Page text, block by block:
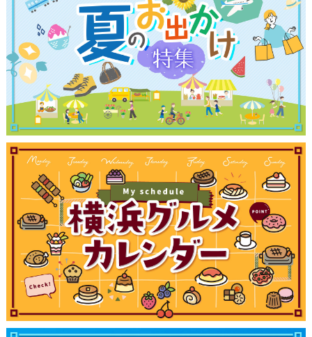
観光ガイド
ランキング
ブログ記事
サイトについて